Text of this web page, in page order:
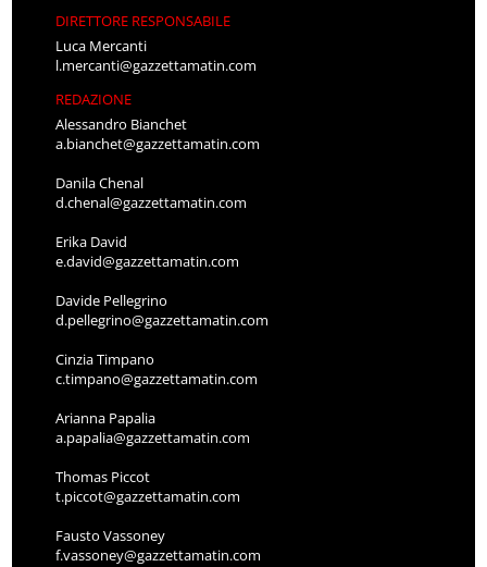
DIRETTORE RESPONSABILE
Luca Mercanti
l.mercanti@gazzettamatin.com
REDAZIONE
Alessandro Bianchet
a.bianchet@gazzettamatin.com
Danila Chenal
d.chenal@gazzettamatin.com
Erika David
e.david@gazzettamatin.com
Davide Pellegrino
d.pellegrino@gazzettamatin.com
Cinzia Timpano
c.timpano@gazzettamatin.com
Arianna Papalia
a.papalia@gazzettamatin.com
Thomas Piccot
t.piccot@gazzettamatin.com
Fausto Vassoney
f.vassoney@gazzettamatin.com